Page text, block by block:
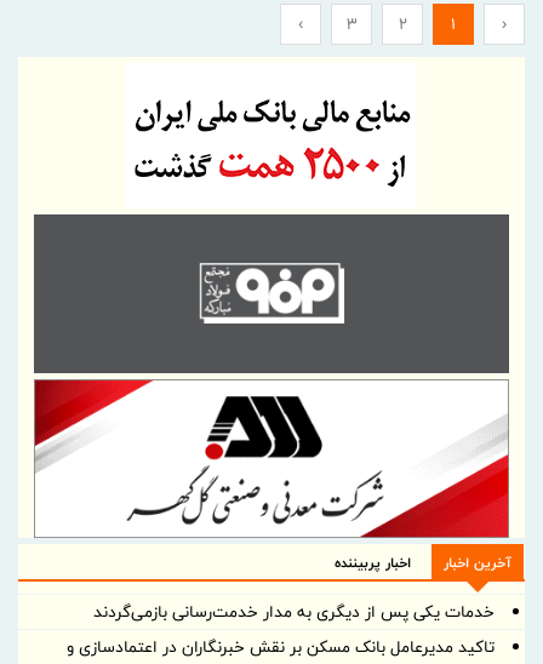
‹
1
2
3
›
آخرین اخبار اخبار پربیننده
خدمات یکی پس از دیگری به مدار خدمت‌رسانی بازمی‌گردند
تاکید مدیرعامل بانک مسکن بر نقش خبرنگاران در اعتمادسازی و